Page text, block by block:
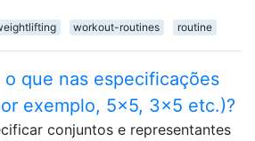
workout-routines routine
o que nas especificações
exemplo, 5x5, 3x5 etc.)?
conjuntos e representantes